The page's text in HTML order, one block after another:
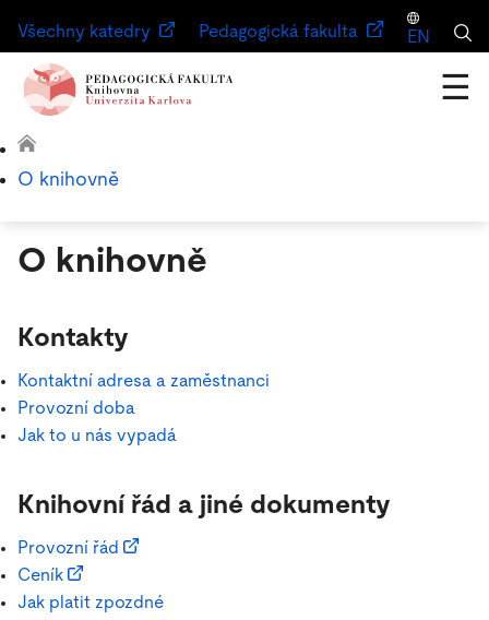
Všechny katedry Pedagogická fakulta EN
☰
O knihovně
O knihovně
Kontakty
Kontaktní adresa a zaměstnanci
Provozní doba
Jak to u nás vypadá
Knihovní řád a jiné dokumenty
Provozní řád
Ceník
Jak platit zpozdné